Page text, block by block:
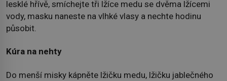
lesklé hřívě, smíchejte tři lžíce medu se dvěma lžícemi
vody, masku naneste na vlhké vlasy a nechte hodinu
působit.
Kúra na nehty
Do menší misky kápněte lžičku medu, lžičku jablečného